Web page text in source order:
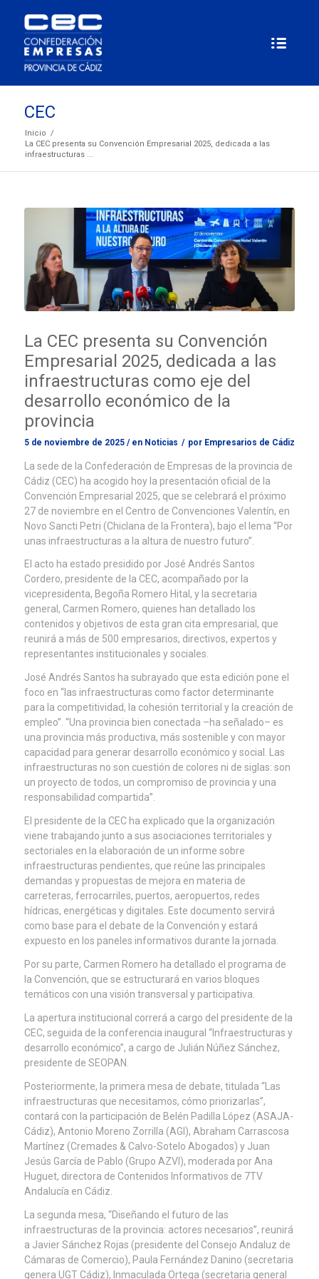
CEC
Inicio /
La CEC presenta su Convención Empresarial 2025, dedicada a las
infraestructuras ...
La CEC presenta su Convención
Empresarial 2025, dedicada a las
infraestructuras como eje del
desarrollo económico de la
provincia
5 de noviembre de 2025/ en Noticias / por Empresarios de Cádiz
La sede de la Confederación de Empresas de la provincia de
Cádiz (CEC) ha acogido hoy la presentación oficial de la
Convención Empresarial 2025, que se celebrará el próximo
27 de noviembre en el Centro de Convenciones Valentín, en
Novo Sancti Petri (Chiclana de la Frontera), bajo el lema “Por
unas infraestructuras a la altura de nuestro futuro”.
El acto ha estado presidido por José Andrés Santos
Cordero, presidente de la CEC, acompañado por la
vicepresidenta, Begoña Romero Hital, y la secretaria
general, Carmen Romero, quienes han detallado los
contenidos y objetivos de esta gran cita empresarial, que
reunirá a más de 500 empresarios, directivos, expertos y
representantes institucionales y sociales.
José Andrés Santos ha subrayado que esta edición pone el
foco en “las infraestructuras como factor determinante
para la competitividad, la cohesión territorial y la creación de
empleo”. “Una provincia bien conectada –ha señalado– es
una provincia más productiva, más sostenible y con mayor
capacidad para generar desarrollo económico y social. Las
infraestructuras no son cuestión de colores ni de siglas: son
un proyecto de todos, un compromiso de provincia y una
responsabilidad compartida”.
El presidente de la CEC ha explicado que la organización
viene trabajando junto a sus asociaciones territoriales y
sectoriales en la elaboración de un informe sobre
infraestructuras pendientes, que reúne las principales
demandas y propuestas de mejora en materia de
carreteras, ferrocarriles, puertos, aeropuertos, redes
hídricas, energéticas y digitales. Este documento servirá
como base para el debate de la Convención y estará
expuesto en los paneles informativos durante la jornada.
Por su parte, Carmen Romero ha detallado el programa de
la Convención, que se estructurará en varios bloques
temáticos con una visión transversal y participativa.
La apertura institucional correrá a cargo del presidente de la
CEC, seguida de la conferencia inaugural “Infraestructuras y
desarrollo económico”, a cargo de Julián Núñez Sánchez,
presidente de SEOPAN.
Posteriormente, la primera mesa de debate, titulada “Las
infraestructuras que necesitamos, cómo priorizarlas”,
contará con la participación de Belén Padilla López (ASAJA-
Cádiz), Antonio Moreno Zorrilla (AGI), Abraham Carrascosa
Martínez (Cremades & Calvo-Sotelo Abogados) y Juan
Jesús García de Pablo (Grupo AZVI), moderada por Ana
Huguet, directora de Contenidos Informativos de 7TV
Andalucía en Cádiz.
La segunda mesa, “Diseñando el futuro de las
infraestructuras de la provincia: actores necesarios”, reunirá
a Javier Sánchez Rojas (presidente del Consejo Andaluz de
Cámaras de Comercio), Paula Fernández Danino (secretaria
genera UGT Cádiz), Inmaculada Ortega (secretaria general